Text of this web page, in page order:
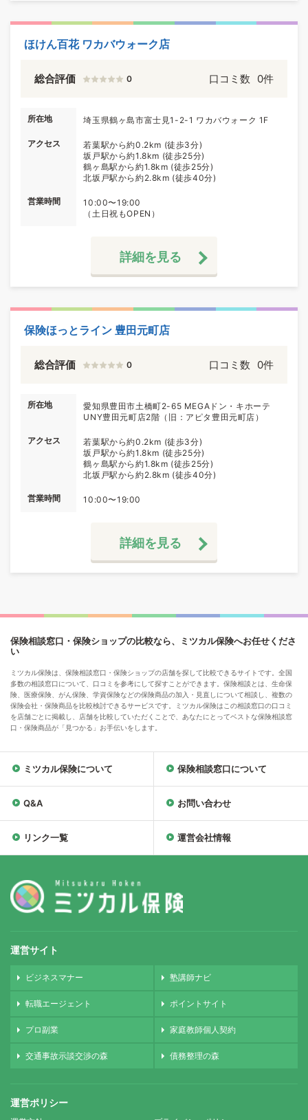
ほけん百花 ワカバウォーク店
総合評価 0 口コミ数 0件
所在地 埼玉県鶴ヶ島市富士見1-2-1 ワカバウォーク 1F
アクセス
若葉駅から約0.2km (徒歩3分)
坂戸駅から約1.8km (徒歩25分)
鶴ヶ島駅から約1.8km (徒歩25分)
北坂戸駅から約2.8km (徒歩40分)
営業時間
10:00〜19:00
（土日祝もOPEN）
詳細を見る
保険ほっとライン 豊田元町店
総合評価 0 口コミ数 0件
所在地
愛知県豊田市土橋町2-65 MEGAドン・キホーテ
UNY豊田元町店2階（旧：アピタ豊田元町店）
アクセス
若葉駅から約0.2km (徒歩3分)
坂戸駅から約1.8km (徒歩25分)
鶴ヶ島駅から約1.8km (徒歩25分)
北坂戸駅から約2.8km (徒歩40分)
営業時間 10:00〜19:00
詳細を見る
保険相談窓口・保険ショップの比較なら、ミツカル保険へお任せくださ
い
ミツカル保険は、保険相談窓口・保険ショップの店舗を探して比較できるサイトです。全国
多数の相談窓口について、口コミを参考にして探すことができます。保険相談とは、生命保
険、医療保険、がん保険、学資保険などの保険商品の加入・見直しについて相談し、複数の
保険会社・保険商品を比較検討できるサービスです。ミツカル保険はこの相談窓口の口コミ
を店舗ごとに掲載し、店舗を比較していただくことで、あなたにとってベストな保険相談窓
口・保険商品が「見つかる」お手伝いをします。
ミツカル保険について 保険相談窓口について
Q&A お問い合わせ
リンク一覧 運営会社情報
運営サイト
ビジネスマナー 塾講師ナビ
転職エージェント ポイントサイト
プロ副業 家庭教師個人契約
交通事故示談交渉の森 債務整理の森
運営ポリシー